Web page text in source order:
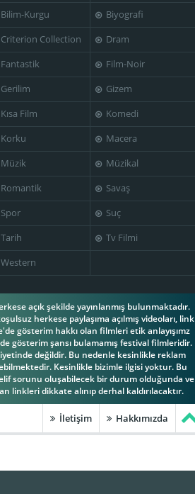
Bilim-Kurgu
Biyografi
Criterion Collection
Dram
Fantastik
Film-Noir
Gerilim
Gizem
Kısa Film
Komedi
Korku
Macera
Müzik
Müzikal
Romantik
Savaş
Spor
Suç
Tarih
Tv Filmi
Western
açık şekilde yayınlanmış bulunmaktadır.
herkese paylaşıma açılmış videoları, link
gösterim hakkı olan filmleri etik anlayışımz
gösterim şansı bulamamış festival filmleridir.
değildir. Bu nedenle kesinlikle reklam
Kesinlikle bizimle ilgisi yoktur. Bu
sorunu oluşabilecek bir durum olduğunda ve
dikkate alınıp derhal kaldırılacaktır.
İletişim Hakkımızda